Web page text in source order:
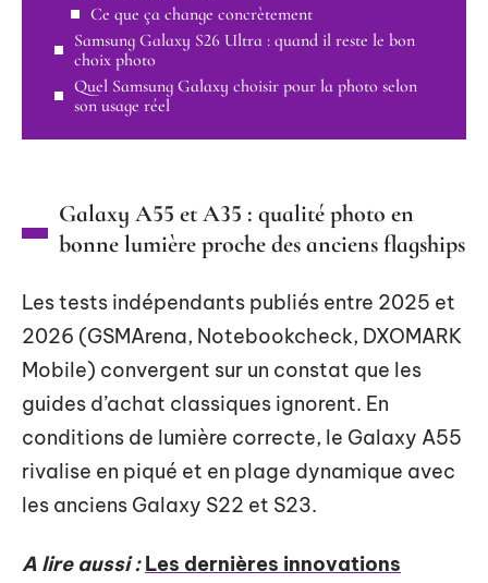
Ce que ça change concrètement
Samsung Galaxy S26 Ultra : quand il reste le bon
choix photo
Quel Samsung Galaxy choisir pour la photo selon
son usage réel
Galaxy A55 et A35 : qualité photo en
bonne lumière proche des anciens flagships
Les tests indépendants publiés entre 2025 et
2026 (GSMArena, Notebookcheck, DXOMARK
Mobile) convergent sur un constat que les
guides d’achat classiques ignorent. En
conditions de lumière correcte, le Galaxy A55
rivalise en piqué et en plage dynamique avec
les anciens Galaxy S22 et S23.
A lire aussi : Les dernières innovations